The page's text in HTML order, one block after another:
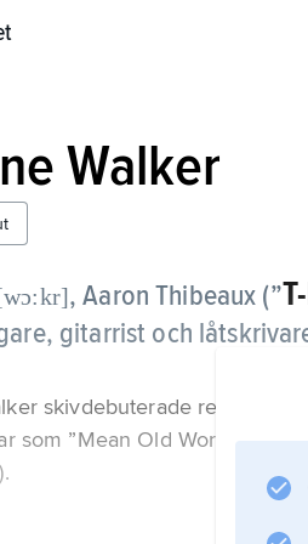
Walker
, Aaron Thibeaux (”
gitarrist och
skivdebuterade redan
som ”Mean Old World”